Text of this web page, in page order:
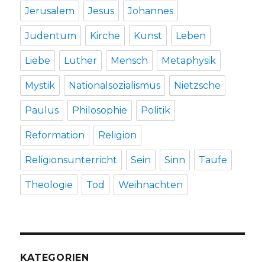
Jerusalem Jesus Johannes
Judentum Kirche Kunst Leben
Liebe Luther Mensch Metaphysik
Mystik Nationalsozialismus Nietzsche
Paulus Philosophie Politik
Reformation Religion
Religionsunterricht Sein Sinn Taufe
Theologie Tod Weihnachten
KATEGORIEN